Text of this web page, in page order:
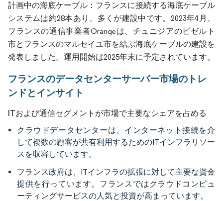
計画中の海底ケーブル：フランスに接続する海底ケーブル
システムは約28本あり、多くが建設中です。2023年4月、
フランスの通信事業者Orangeは、チュニジアのビゼルト
市とフランスのマルセイユ市を結ぶ海底ケーブルの建設を
発表しました。運用開始は2025年末に予定されています。
フランスのデータセンターサーバー市場のトレ
ンドとインサイト
ITおよび通信セグメントが市場で主要なシェアを占める
クラウドデータセンターは、インターネット接続を介
して複数の顧客が共有利用するためのITインフラリソー
スを収容しています。
フランス政府は、ITインフラの拡張に対して主要な資金
提供を行っています。フランスではクラウドコンピュ
ーティングサービスの人気と投資が高まっています。